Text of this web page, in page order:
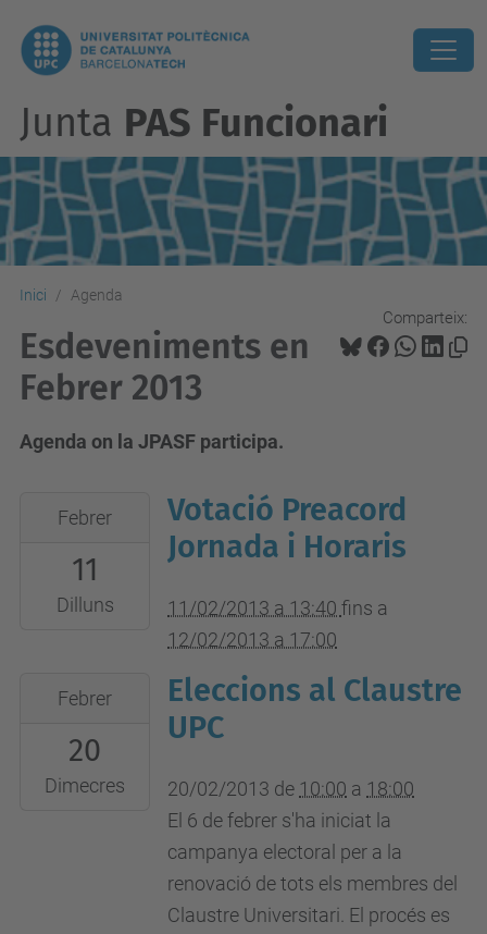
Junta PAS Funcionari
Inici Agenda
Comparteix:
Esdeveniments en
Febrer 2013
Agenda on la JPASF participa.
2013-
11T13:40:00+01:00
2013-
Febrer
11
Dilluns
Votació Preacord
Jornada i Horaris
11/02/2013 a 13:40 fins a
12/02/2013 a 17:00
2013-
20T10:00:00+01:00
2013-
20T18:00:00+01:00
Febrer
20
Dimecres
Eleccions al Claustre
UPC
20/02/2013 de 10:00 a 18:00
El 6 de febrer s'ha iniciat la
campanya electoral per a la
renovació de tots els membres del
Claustre Universitari. El procés es